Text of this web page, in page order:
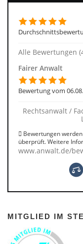
Alle Bewertungen
Fairer Anwalt
Bewertung vom
Rechtsanwalt /
Bewertungen
überprüft. Weitere
www.anwalt.de/
MITGLIED IM